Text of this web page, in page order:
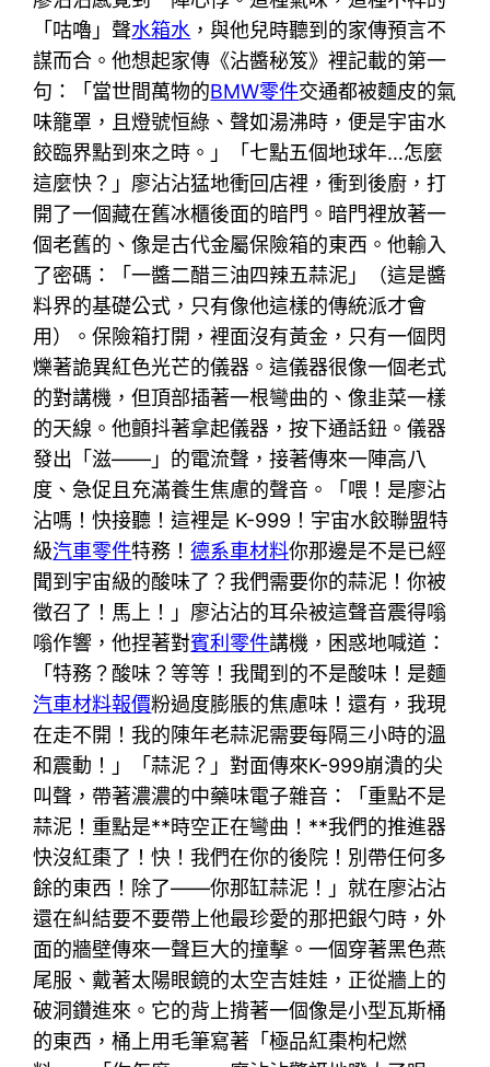
「咕嚕」聲水箱水 ，與他兒時聽到的家傳預言不
謀而合。他想起家傳《沾醬秘笈》裡記載的第一
句：「當世間萬物的BMW零件交通都被麵皮的氣
味籠罩，且燈號恒綠、聲如湯沸時，便是宇宙水
餃臨界點到來之時。」「七點五個地球年…怎麼
這麼快？」廖沾沾猛地衝回店裡，衝到後廚，打
開了一個藏在舊冰櫃後面的暗門。暗門裡放著一
個老舊的、像是古代金屬保險箱的東西。他輸入
了密碼：「一醬二醋三油四辣五蒜泥」（這是醬
料界的基礎公式，只有像他這樣的傳統派才會
用）。保險箱打開，裡面沒有黃金，只有一個閃
爍著詭異紅色光芒的儀器。這儀器很像一個老式
的對講機，但頂部插著一根彎曲的、像韭菜一樣
的天線。他顫抖著拿起儀器，按下通話鈕。儀器
發出「滋——」的電流聲，接著傳來一陣高八
度、急促且充滿養生焦慮的聲音。「喂！是廖沾
沾嗎！快接聽！這裡是 K-999！宇宙水餃聯盟特
級汽車零件特務！德系車材料你那邊是不是已經
聞到宇宙級的酸味了？我們需要你的蒜泥！你被
徵召了！馬上！」廖沾沾的耳朵被這聲音震得嗡
嗡作響，他捏著對賓利零件講機，困惑地喊道：
「特務？酸味？等等！我聞到的不是酸味！是麵
汽車材料報價粉過度膨脹的焦慮味！還有，我現
在走不開！我的陳年老蒜泥需要每隔三小時的溫
和震動！」「蒜泥？」對面傳來K-999崩潰的尖
叫聲，帶著濃濃的中藥味電子雜音：「重點不是
蒜泥！重點是**時空正在彎曲！**我們的推進器
快沒紅棗了！快！我們在你的後院！別帶任何多
餘的東西！除了——你那缸蒜泥！」就在廖沾沾
還在糾結要不要帶上他最珍愛的那把銀勺時，外
面的牆壁傳來一聲巨大的撞擊。一個穿著黑色燕
尾服、戴著太陽眼鏡的太空吉娃娃，正從牆上的
破洞鑽進來。它的背上揹著一個像是小型瓦斯桶
的東西，桶上用毛筆寫著「極品紅棗枸杞燃